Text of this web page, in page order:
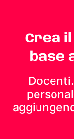
Crea
base